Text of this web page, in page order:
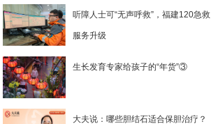
听障人士可“无声呼救”，福建120急救
服务升级
生长发育专家给孩子的“年货”③
大夫说：哪些胆结石适合保胆治疗？